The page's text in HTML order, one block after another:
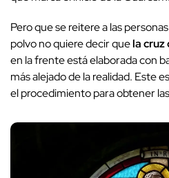
Pero que se reitere a las
polvo no quiere decir quela cruz
en la frente está elaborada con
más alejado de la realidad. Este
el procedimiento para obtener